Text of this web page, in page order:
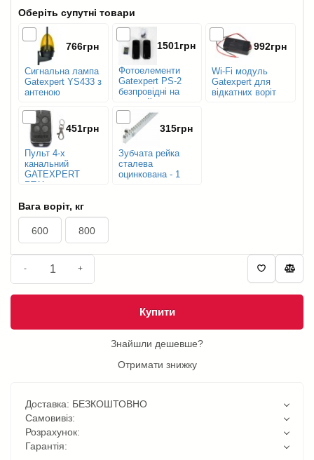
Оберіть супутні товари
Сигнальна лампа
Gatexpert YS433 з
антеною
766грн
Фотоелементи
Gatexpert PS-2
безпровідні на
батарейках
1501грн
Wi-Fi модуль
Gatexpert для
відкатних воріт
992грн
Пульт 4-х
канальний
GATEXPERT
RT11
451грн
Зубчата рейка
сталева
оцинкована - 1
315грн
Вага воріт, кг
600 800
- +
Купити
Знайшли дешевше?
Отримати знижку
Доставка: БЕЗКОШТОВНО
Самовивіз:
Розрахунок:
Гарантія: